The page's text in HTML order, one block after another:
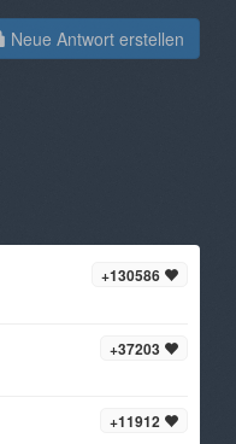
Neue Antwort erstellen
+130586
+37203
+11912